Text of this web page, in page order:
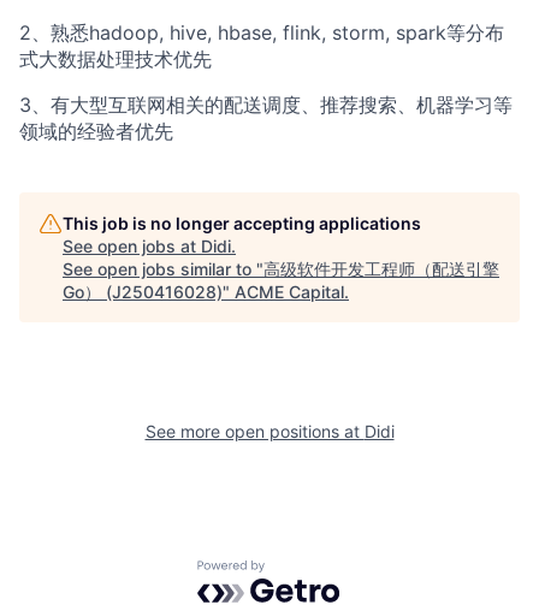
2、熟悉hadoop, hive, hbase, flink, storm, spark等分布
式大数据处理技术优先
3、有大型互联网相关的配送调度、推荐搜索、机器学习等
领域的经验者优先
This job is no longer accepting applications
See open jobs at Didi.
See open jobs similar to "高级软件开发工程师（配送引擎
Go） (J250416028)" ACME Capital.
See more open positions at Didi
Powered by Getro.com